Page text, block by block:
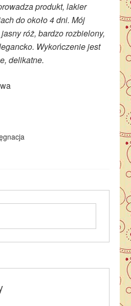
produkt, lakier
do około 4 dni. Mój
róż, bardzo rozbielony,
Wykończenie jest
delikatne.